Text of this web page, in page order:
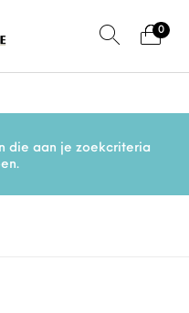
0
Horloges
die aan je zoekcriteria